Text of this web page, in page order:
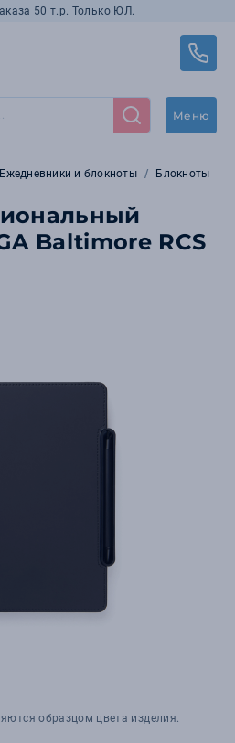
50 т.р. Только ЮЛ.
Меню
Ежедневники и блокноты Блокноты
Baltimore RCS
образцом цвета изделия.